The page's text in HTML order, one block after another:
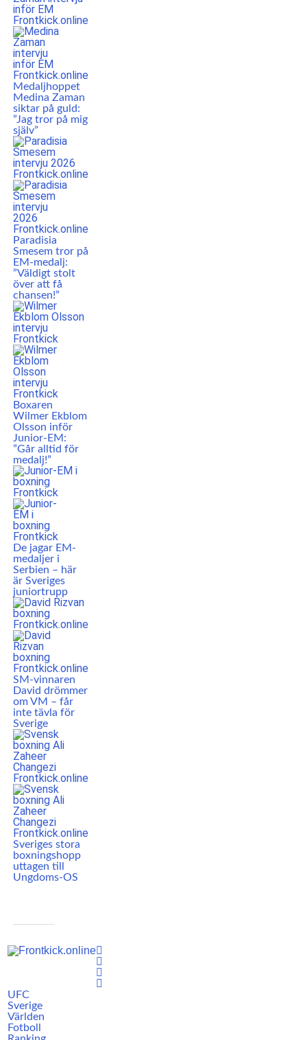
Medaljhoppet
Medina Zaman
siktar på guld:
”Jag tror på mig
själv”
Paradisia
Smesem tror på
EM-medalj:
”Väldigt stolt
över att få
chansen!”
Boxaren
Wilmer Ekblom
Olsson inför
Junior-EM:
”Går alltid för
medalj!”
De jagar EM-
medaljer i
Serbien – här
är Sveriges
juniortrupp
SM-vinnaren
David drömmer
om VM – får
inte tävla för
Sverige
Sveriges stora
boxningshopp
uttagen till
Ungdoms-OS
UFC
Sverige
Världen
Fotboll